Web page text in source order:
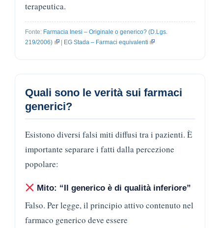
terapeutica.
Fonte: Farmacia Inesi – Originale o generico? (D.Lgs.
219/2006)
| EG Stada – Farmaci equivalenti
Quali sono le verità sui farmaci
generici?
Esistono diversi falsi miti diffusi tra i pazienti. È
importante separare i fatti dalla percezione
popolare:
Mito: “Il generico è di qualità inferiore”
Falso. Per legge, il principio attivo contenuto nel
farmaco generico deve essere